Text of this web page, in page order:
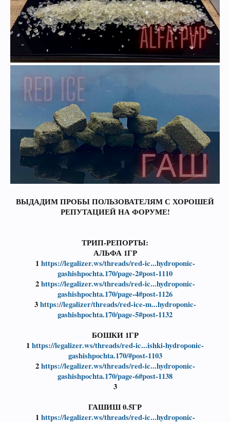
ВЫДАДИМ ПРОБЫ ПОЛЬЗОВАТЕЛЯМ С ХОРОШЕЙ
РЕПУТАЦИЕЙ НА ФОРУМЕ!
ТРИП-РЕПОРТЫ:
АЛЬФА 1ГР
1https://legalizer.ws/threads/red-ic...hydroponic-
gashishpochta.170/page-2#post-1110
2https://legalizer.ws/threads/red-ic...hydroponic-
gashishpochta.170/page-4#post-1126
3https://legalizer/threads/red-ice-m...hydroponic-
gashishpochta.170/page-5#post-1132
БОШКИ 1ГР
1https://legalizer.ws/threads/red-ic...ishki-hydroponic-
gashishpochta.170/#post-1103
2https://legalizer.ws/threads/red-ic...hydroponic-
gashishpochta.170/page-6#post-1138
3
ГАШИШ 0.5ГР
1https://legalizer.ws/threads/red-ic...hydroponic-